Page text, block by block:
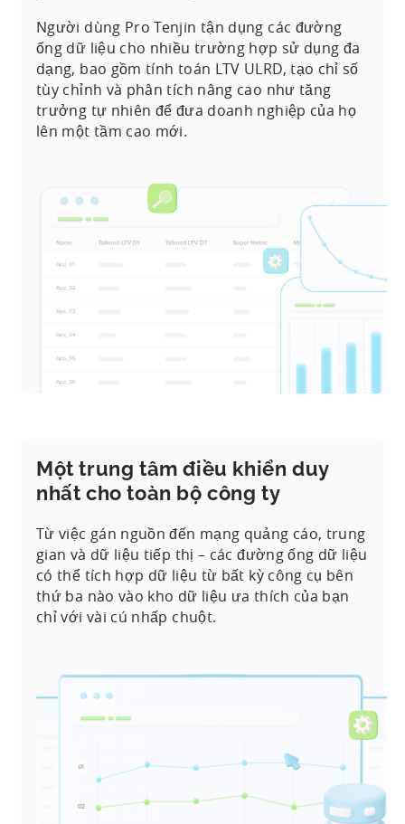
Người dùng Pro Tenjin tận dụng các đường
ống dữ liệu cho nhiều trường hợp sử dụng đa
dạng, bao gồm tính toán LTV ULRD, tạo chỉ số
tùy chỉnh và phân tích nâng cao như tăng
trưởng tự nhiên để đưa doanh nghiệp của họ
lên một tầm cao mới.
Một trung tâm điều khiển duy
nhất cho toàn bộ công ty
Từ việc gán nguồn đến mạng quảng cáo, trung
gian và dữ liệu tiếp thị – các đường ống dữ liệu
có thể tích hợp dữ liệu từ bất kỳ công cụ bên
thứ ba nào vào kho dữ liệu ưa thích của bạn
chỉ với vài cú nhấp chuột.